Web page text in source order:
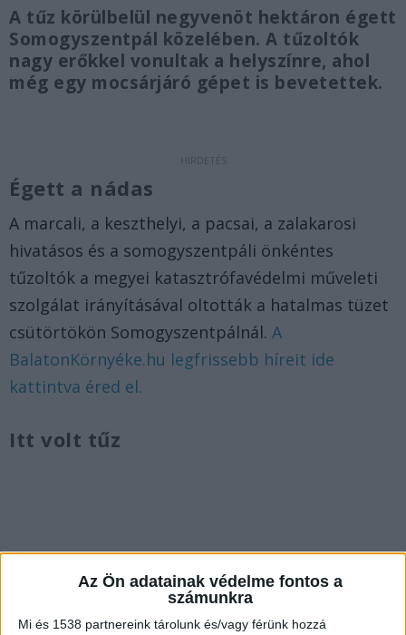
Az Ön adatainak védelme fontos a
számunkra
Mi és 1538 partnereink tárolunk és/vagy férünk hozzá
A tűz körülbelül negyvenöt hektáron égett
Somogyszentpál közelében. A tűzoltók
nagy erőkkel vonultak a helyszínre, ahol
még egy mocsárjáró gépet is bevetettek.
Égett a nádas
A marcali, a keszthelyi, a pacsai, a zalakarosi
hivatásos és a somogyszentpáli önkéntes
tűzoltók a megyei katasztrófavédelmi műveleti
szolgálat irányításával oltották a hatalmas tüzet
csütörtökön Somogyszentpálnál. A
BalatonKörnyéke.hu legfrissebb híreit ide
kattintva éred el.
Itt volt tűz